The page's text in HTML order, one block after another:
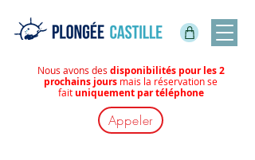
Nous avons des disponibilités pour les 2
prochains jours mais la réservation se
faituniquement par téléphone
Appeler